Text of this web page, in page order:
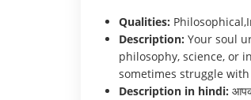
Qualities:
Description: Your soul
philosophy, science, or
sometimes struggle
Description in hindi: